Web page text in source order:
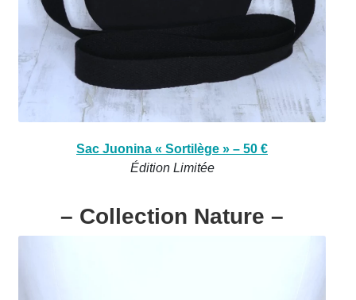
Sac Juonina « Sortilège » – 50 €
Édition Limitée
– Collection Nature –